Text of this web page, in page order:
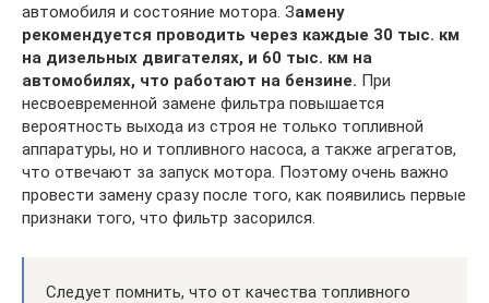
автомобиля и состояние мотора. Замену
рекомендуется проводить через каждые 30 тыс. км
на дизельных двигателях, и 60 тыс. км на
автомобилях, что работают на бензине. При
несвоевременной замене фильтра повышается
вероятность выхода из строя не только топливной
аппаратуры, но и топливного насоса, а также агрегатов,
что отвечают за запуск мотора. Поэтому очень важно
провести замену сразу после того, как появились первые
признаки того, что фильтр засорился.
Следует помнить, что от качества топливного